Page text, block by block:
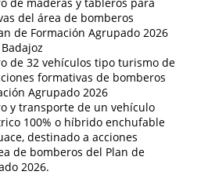
del área de bomberos
de Formación Agrupado 2026
de 32 vehículos tipo turismo de
formativas de bomberos
Agrupado 2026
y transporte de un vehículo
100% o híbrido enchufable
destinado a acciones
de bomberos del Plan de
2026.